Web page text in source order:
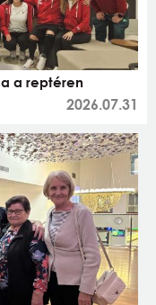
a reptéren
2026.07.31